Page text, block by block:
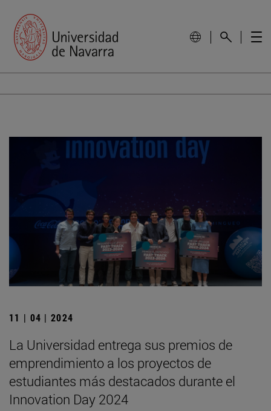
11 | 04 | 2024
La Universidad entrega sus premios de
emprendimiento a los proyectos de
estudiantes más destacados durante el
Innovation Day 2024